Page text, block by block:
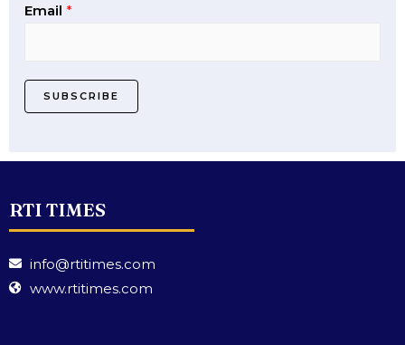
Email *
SUBSCRIBE
RTI TIMES
info@rtitimes.com
www.rtitimes.com